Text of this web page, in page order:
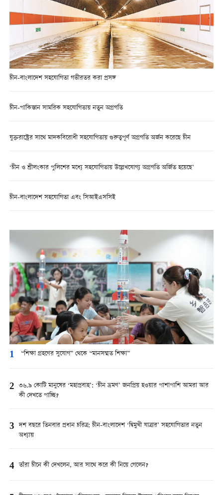
চীন-বাংলাদেশ সহযোগিতা গভীরতর করা প্রসঙ্গ
চীন-পাকিস্তান সামরিক সহযোগিতায় নতুন অগ্রগতি
যুক্তরাষ্ট্রের সাথে মাদকবিরোধী সহযোগিতায় গুরুত্বপূর্ণ অগ্রগতি অর্জন করেছে চীন
‘চীন ও শ্রীলংকার পুলিশের মধ্যে সহযোগিতায় উল্লেখযোগ্য অগ্রগতি অর্জিত হয়েছে’
চীন-বাংলাদেশ সহযোগিতা এবং সিআইএসসিই
1 “শিক্ষা গ্রহণের সুযোগ” থেকে “মানসম্মত শিক্ষা”
2 ৩৬.৯ কোটি মানুষের ‘মহাপ্রবাহ’: ‘চীন ভ্রমণ’ জনপ্রিয় হওয়ার পাশাপাশি আমরা আর
কী দেখতে পাচ্ছি?
3 দশ বছরে তিনবার প্রধান চরিত্র: চীন-বাংলাদেশ ‘দ্বিমুখী যাত্রার’ সহযোগিতার নতুন
অধ্যায়
4 তাঁরা চীনে কী দেখলেন, আর সাথে করে কী নিয়ে গেলেন?